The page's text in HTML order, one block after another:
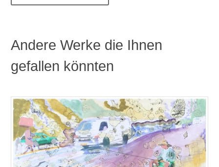
Andere Werke die Ihnen
gefallen könnten